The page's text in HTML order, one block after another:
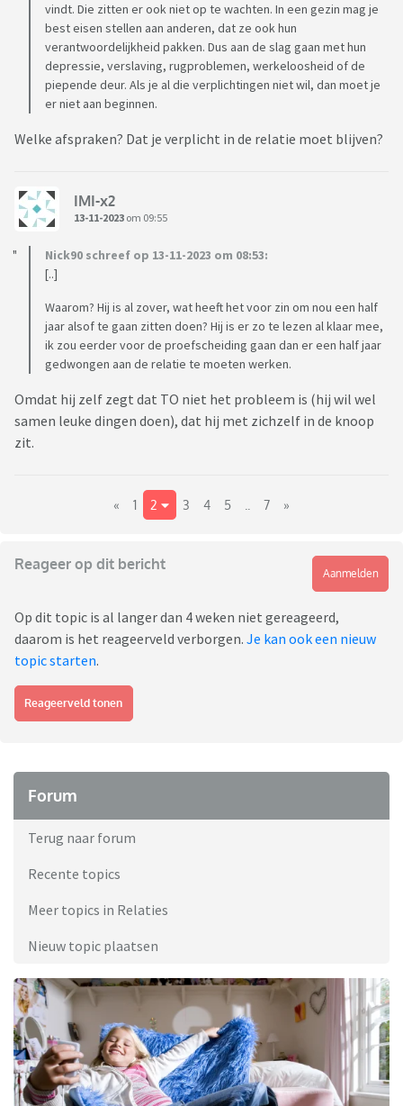
vindt. Die zitten er ook niet op te wachten. In een gezin mag je
best eisen stellen aan anderen, dat ze ook hun
verantwoordelijkheid pakken. Dus aan de slag gaan met hun
depressie, verslaving, rugproblemen, werkeloosheid of de
piepende deur. Als je al die verplichtingen niet wil, dan moet je
er niet aan beginnen.
Welke afspraken? Dat je verplicht in de relatie moet blijven?
IMI-x2
13-11-2023 om 09:55
Nick90 schreef op 13-11-2023 om 08:53:
[..]
Waarom? Hij is al zover, wat heeft het voor zin om nou een half
jaar alsof te gaan zitten doen? Hij is er zo te lezen al klaar mee,
ik zou eerder voor de proefscheiding gaan dan er een half jaar
gedwongen aan de relatie te moeten werken.
Omdat hij zelf zegt dat TO niet het probleem is (hij wil wel
samen leuke dingen doen), dat hij met zichzelf in de knoop
zit.
« 1 2 3 4 5 7 »
Reageer op dit bericht
Aanmelden
Op dit topic is al langer dan 4 weken niet gereageerd,
daarom is het reageerveld verborgen. Je kan ook een nieuw
topic starten.
Reageerveld tonen
Forum
Terug naar forum
Recente topics
Meer topics in Relaties
Nieuw topic plaatsen